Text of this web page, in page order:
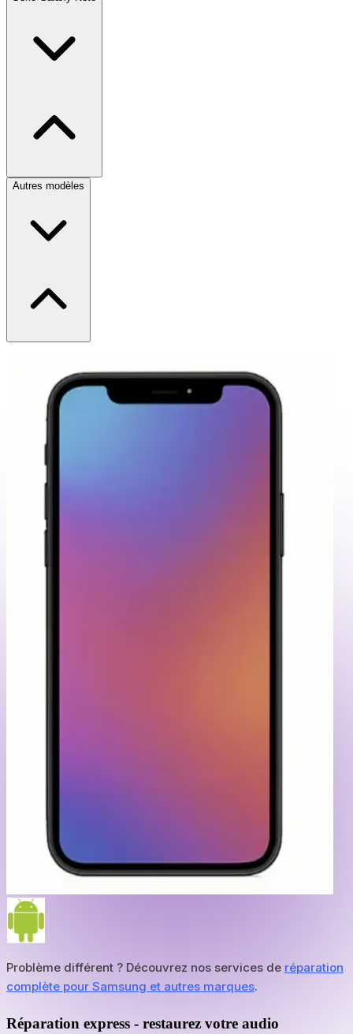
Autres modèles
Problème différent ? Découvrez nos services de réparation
complète pour Samsung et autres marques.
Réparation express - restaurez votre audio